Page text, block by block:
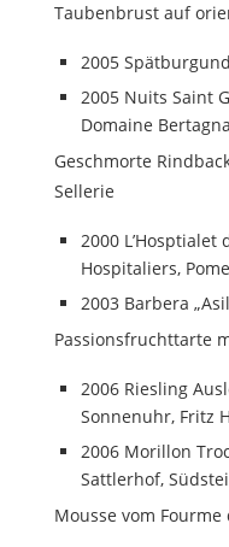
Taubenbrust auf
2005
2005 Nuits Saint
Domaine
Geschmorte
Sellerie
2000 L’Hosptialet
Hospitaliers,
2003 Barbera
Passionsfruchttarte
2006 Riesling
Sonnenuhr, Fritz
2006 Morillon
Sattlerhof,
Mousse vom